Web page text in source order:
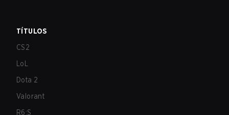
TÍTULOS
CS2
LoL
Dota 2
Valorant
R6:S